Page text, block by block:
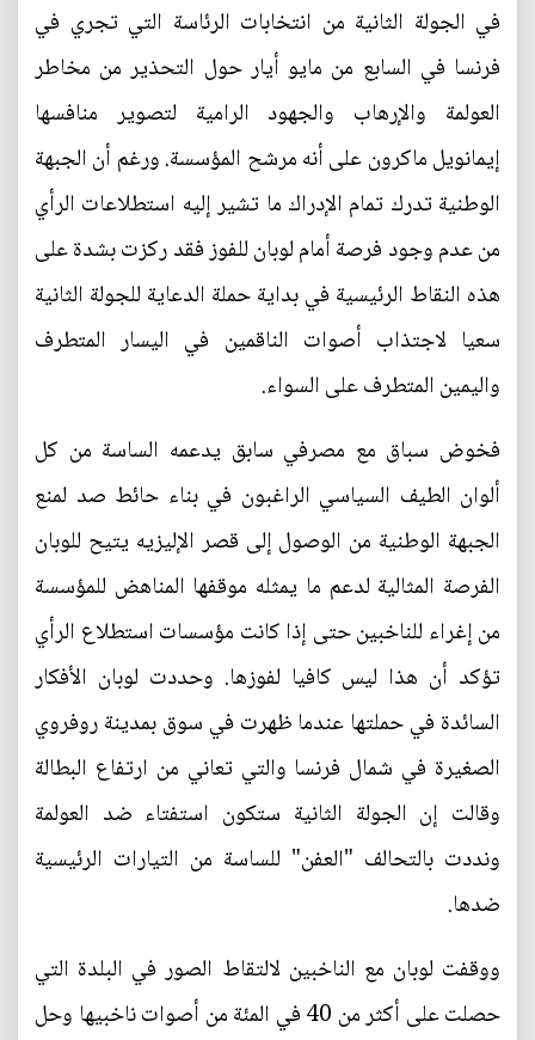
في الجولة الثانية من انتخابات الرئاسة التي تجري في
فرنسا في السابع من مايو أيار حول التحذير من مخاطر
العولمة والإرهاب والجهود الرامية لتصوير منافسها
إيمانويل ماكرون على أنه مرشح المؤسسة. ورغم أن الجبهة
الوطنية تدرك تمام الإدراك ما تشير إليه استطلاعات الرأي
من عدم وجود فرصة أمام لوبان للفوز فقد ركزت بشدة على
هذه النقاط الرئيسية في بداية حملة الدعاية للجولة الثانية
سعيا لاجتذاب أصوات الناقمين في اليسار المتطرف
واليمين المتطرف على السواء.
فخوض سباق مع مصرفي سابق يدعمه الساسة من كل
ألوان الطيف السياسي الراغبون في بناء حائط صد لمنع
الجبهة الوطنية من الوصول إلى قصر الإليزيه يتيح للوبان
الفرصة المثالية لدعم ما يمثله موقفها المناهض للمؤسسة
من إغراء للناخبين حتى إذا كانت مؤسسات استطلاع الرأي
تؤكد أن هذا ليس كافيا لفوزها. وحددت لوبان الأفكار
السائدة في حملتها عندما ظهرت في سوق بمدينة روفروي
الصغيرة في شمال فرنسا والتي تعاني من ارتفاع البطالة
وقالت إن الجولة الثانية ستكون استفتاء ضد العولمة
ونددت بالتحالف "العفن" للساسة من التيارات الرئيسية
ضدها.
ووقفت لوبان مع الناخبين لالتقاط الصور في البلدة التي
حصلت على أكثر من 40 في المئة من أصوات ناخبيها وحل